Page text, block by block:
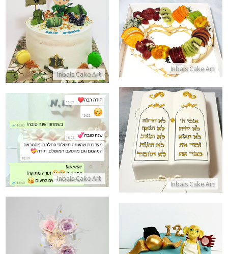
Inbals Cake Art
עוגת שחרור
התקשר/י
Inbals Cake Art
עוגת לב ופירות
התקשר/י
Inbals Cake Art
עוגת בר מצווה ספר תורה
התקשר/י
Inbals Cake Art
ביקורות מלקוחות לעוגה בטעם
התקשר/י
עוגת הארי פוטר מבצק סוכר